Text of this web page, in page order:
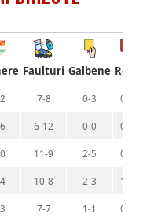
Faulturi Galbene Rosii
7-8 0-3 0-0
6-12 0-0 0-0
11-9 2-5 0-0
10-8 2-3 1-0
7-7 1-1 0-0